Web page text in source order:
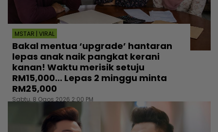
MSTAR | VIRAL
Bakal mentua ‘upgrade’ hantaran
lepas anak naik pangkat kerani
kanan! Waktu merisik setuju
RM15,000... Lepas 2 minggu minta
RM25,000
Sabtu, 8 Ogos 2026 2:00 PM